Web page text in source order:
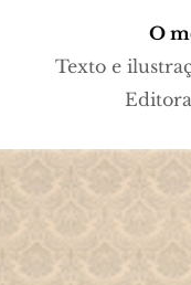
O
Texto e